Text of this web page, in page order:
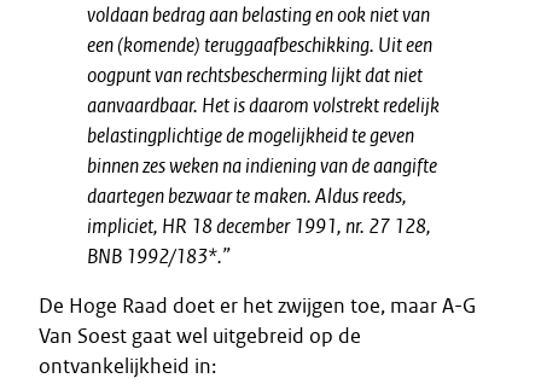
voldaan bedrag aan belasting en ook niet van
een (komende) teruggaafbeschikking. Uit een
oogpunt van rechtsbescherming lijkt dat niet
aanvaardbaar. Het is daarom volstrekt redelijk
belastingplichtige de mogelijkheid te geven
binnen zes weken na indiening van de aangifte
daartegen bezwaar te maken. Aldus reeds,
impliciet, HR 18 december 1991, nr. 27 128,
BNB 1992/183*.”
De Hoge Raad doet er het zwijgen toe, maar A-G
Van Soest gaat wel uitgebreid op de
ontvankelijkheid in: